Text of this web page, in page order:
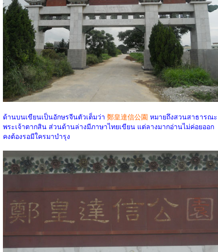
ด้านบนเขียนเป็นอักษรจีนตัวเต็มว่า 鄭皇達信公園 หมายถึงสวนสาธารณะ
พระเจ้าตากสิน ส่วนด้านล่างมีภาษาไทยเขียน แต่ลางมากอ่านไม่ค่อยออก
คงต้องรอมีใครมาบำรุง